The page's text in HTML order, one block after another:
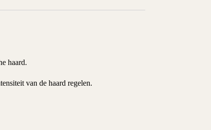
haard.
van de haard regelen.